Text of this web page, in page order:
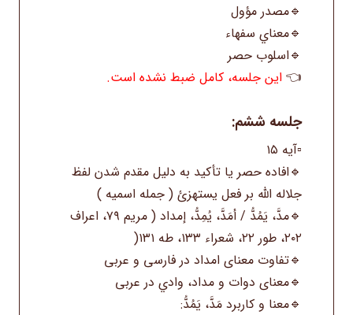
🔹مصدر مؤول
🔹معناي سفهاء
🔹اسلوب حصر
👈 این جلسه، کامل ضبط نشده است.
جلسه ششم:
▫️آیه ۱۵
🔹افاده حصر یا تأکید به دلیل مقدم شدن لفظ
جلاله الله بر فعل يستهزئ ( جمله اسمیه )
🔹مدَّ، يَمُدُّ / أمَدَّ، يُمِدُّ، إمداد ( مریم ۷۹، اعراف
۲۰۲، طور ۲۲، شعراء ۱۳۳، طه ۱۳۱(
🔹تفاوت معنای امداد در فارسی و عربی
🔹معنای دوات و مداد، وادي در عربی
🔹معنا و کاربرد مَدَّ، يَمُدُّ: